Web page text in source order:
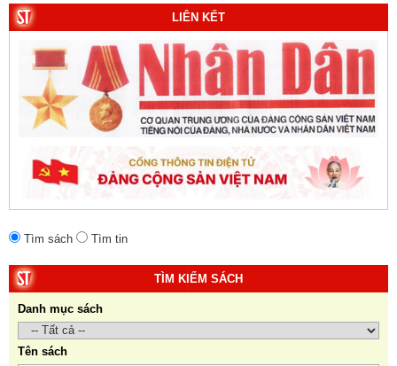
10. Một vành đai, một con đường: Hành trình dài của
Trung Quốc đến năm 2049 (Sách tham khảo).Tác
giả:Michael H. Glantz, Robert J. Ross và Gavin G.
Daugherty (Đồng tác giả).
LIÊN KẾT
Tìm sách Tìm tin
TÌM KIẾM SÁCH
Danh mục sách
Tên sách